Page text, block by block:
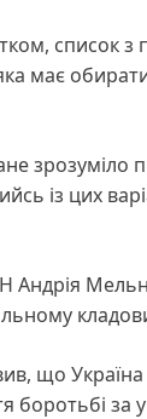
список з
має
зрозуміло
із цих
Андрія
що Україна
за